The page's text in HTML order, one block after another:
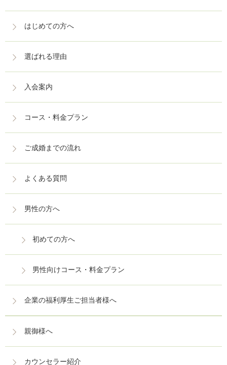
はじめての方へ
選ばれる理由
入会案内
コース・料金プラン
ご成婚までの流れ
よくある質問
男性の方へ
初めての方へ
男性向けコース・料金プラン
企業の福利厚生ご担当者様へ
親御様へ
カウンセラー紹介